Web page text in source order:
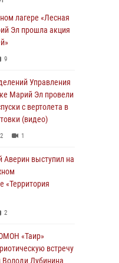
9
Марий Эл приняли
сезона охоты
2
Аверин выступил на
2
лагере «Лесная
Эл прошла акция
9
Управления
Марий Эл провели
с вертолета в
(видео)
1
Аверин выступил на
«Территория
2
«Таир»
встречу
Володи Дубинина